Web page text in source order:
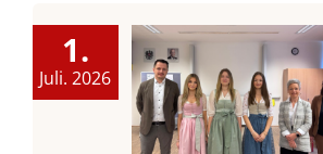
1.
Juli. 2026